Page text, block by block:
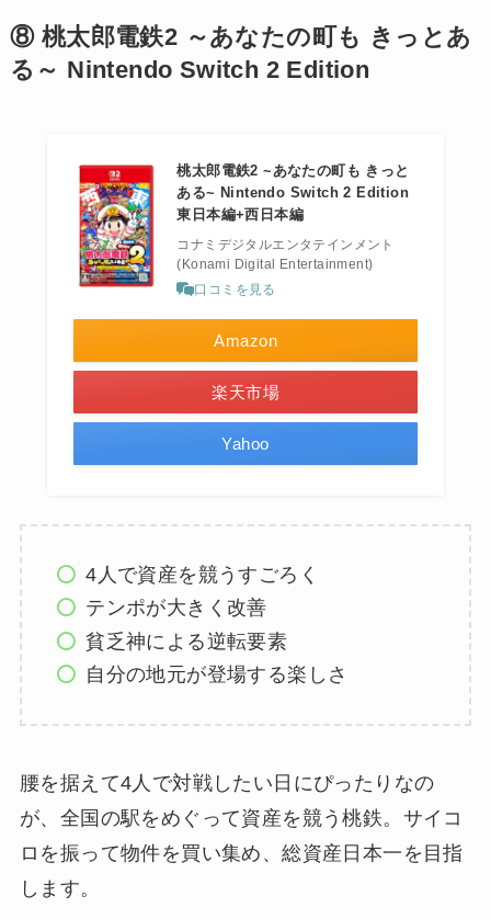
⑧ 桃太郎電鉄2 ～あなたの町も きっとあ
る～ Nintendo Switch 2 Edition
桃太郎電鉄2 ~あなたの町も きっと
ある~ Nintendo Switch 2 Edition
東日本編+西日本編
コナミデジタルエンタテインメント
(Konami Digital Entertainment)
口コミを見る
Amazon
楽天市場
Yahoo
4人で資産を競うすごろく
テンポが大きく改善
貧乏神による逆転要素
自分の地元が登場する楽しさ
腰を据えて4人で対戦したい日にぴったりなの
が、全国の駅をめぐって資産を競う桃鉄。サイコ
ロを振って物件を買い集め、総資産日本一を目指
します。